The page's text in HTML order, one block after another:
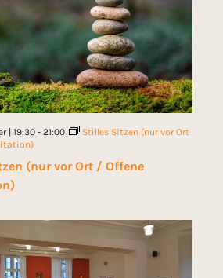
(nur vor Ort / Offene
| 19:30- 21:00
Stilles Sitzen (nur vor Ort